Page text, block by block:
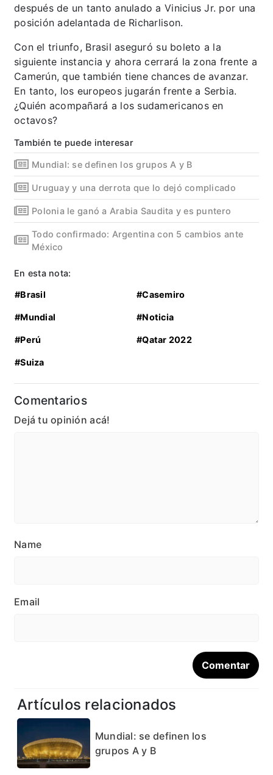
después de un tanto anulado a Vinicius Jr. por una
posición adelantada de Richarlison.
Con el triunfo, Brasil aseguró su boleto a la
siguiente instancia y ahora cerrará la zona frente a
Camerún, que también tiene chances de avanzar.
En tanto, los europeos jugarán frente a Serbia.
¿Quién acompañará a los sudamericanos en
octavos?
También te puede interesar
Mundial: se definen los grupos A y B
Uruguay y una derrota que lo dejó complicado
Polonia le ganó a Arabia Saudita y es puntero
Todo confirmado: Argentina con 5 cambios ante
México
En esta nota:
#Brasil #Casemiro
#Mundial #Noticia
#Perú #Qatar 2022
#Suiza
Comentarios
Dejá tu opinión acá!
Name
Email
Artículos relacionados
Mundial: se definen los
grupos A y B